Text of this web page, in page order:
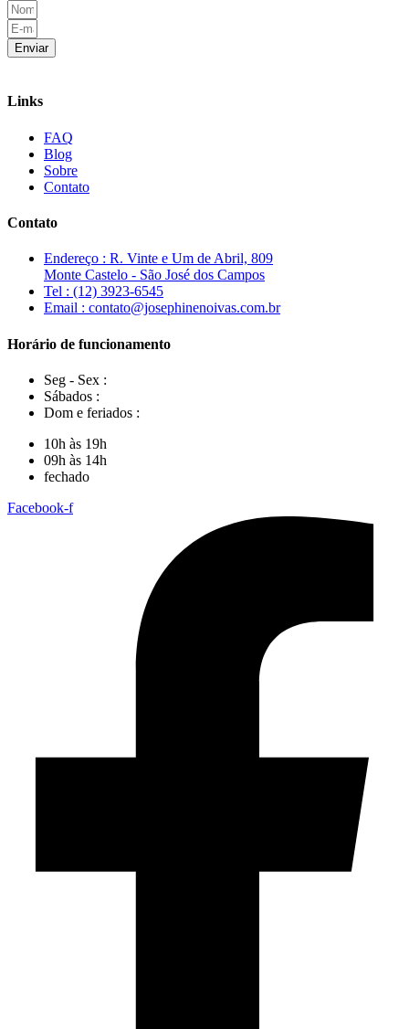
Enviar
Links
FAQ
Blog
Sobre
Contato
Contato
Endereço : R. Vinte e Um de Abril, 809
Monte Castelo - São José dos Campos
Tel : (12) 3923-6545
Email : contato@josephinenoivas.com.br
Horário de funcionamento
Seg - Sex :
Sábados :
Dom e feriados :
10h às 19h
09h às 14h
fechado
Facebook-f